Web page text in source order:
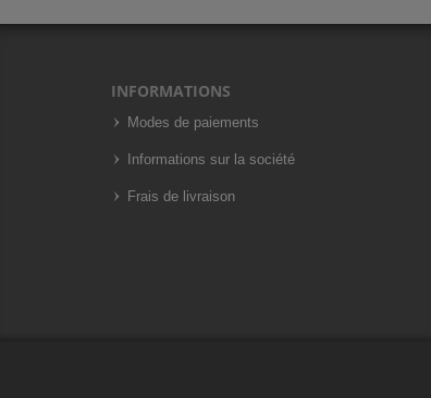
INFORMATIONS
Modes de paiements
Informations sur la société
Frais de livraison